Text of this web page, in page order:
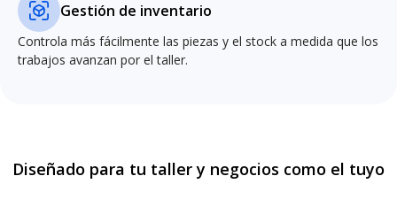
Gestión de inventario
Controla más fácilmente las piezas y el stock a medida que los
trabajos avanzan por el taller.
Diseñado para tu taller y negocios como el tuyo